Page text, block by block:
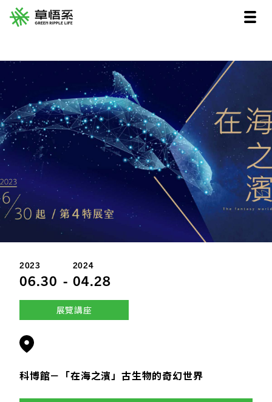
2023
06.30 -
2024
04.28
展覽講座
科博館－「在海之濱」古生物的奇幻世界